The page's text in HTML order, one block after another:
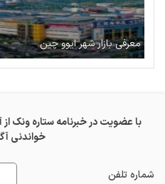
معرفی بازار شهر ایوو چین
با عضویت در خبرنامه ستاره ونک
خواندنی
شماره تلفن